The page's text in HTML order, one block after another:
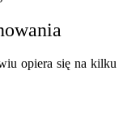
opiera się na kilku